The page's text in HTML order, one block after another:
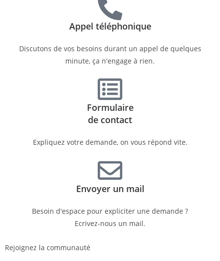
Appel téléphonique
Discutons de vos besoins durant un appel de quelques
minute, ça n'engage à rien.
Formulaire
de contact
Expliquez votre demande, on vous répond vite.
Envoyer un mail
Besoin d'espace pour expliciter une demande ?
Ecrivez-nous un mail.
Rejoignez la communauté